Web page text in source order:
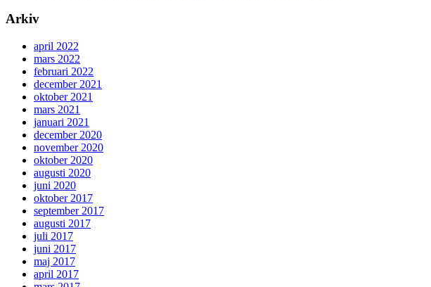
Arkiv
april 2022
mars 2022
februari 2022
december 2021
oktober 2021
mars 2021
januari 2021
december 2020
november 2020
oktober 2020
augusti 2020
juni 2020
oktober 2017
september 2017
augusti 2017
juli 2017
juni 2017
maj 2017
april 2017